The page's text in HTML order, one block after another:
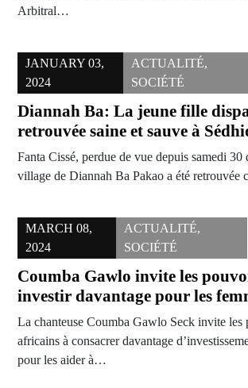
Arbitral…
JANUARY 03,
2024
ACTUALITÉ,
SOCIÉTÉ
Diannah Ba: La jeune fille
retrouvée saine et sauve à
Fanta Cissé, perdue de vue depuis samedi 30
village de Diannah Ba Pakao a été retrouvée
MARCH 08,
2024
ACTUALITÉ,
SOCIÉTÉ
Coumba Gawlo invite les
investir davantage pour les
La chanteuse Coumba Gawlo Seck invite les
africains à consacrer davantage
pour les aider à…